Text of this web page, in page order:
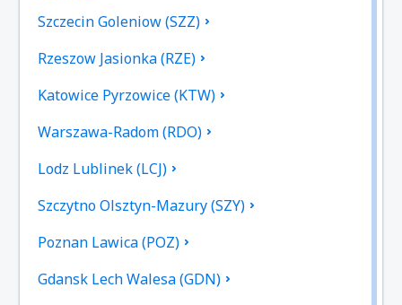
Szczecin Goleniow (SZZ)
Rzeszow Jasionka (RZE)
Katowice Pyrzowice (KTW)
Warszawa-Radom (RDO)
Lodz Lublinek (LCJ)
Szczytno Olsztyn-Mazury (SZY)
Poznan Lawica (POZ)
Gdansk Lech Walesa (GDN)